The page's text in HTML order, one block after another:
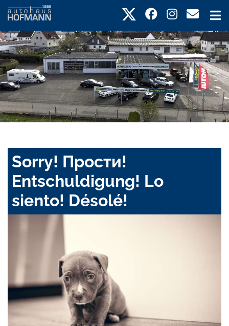
Sorry! Прости!
Entschuldigung! Lo
siento! Désolé!